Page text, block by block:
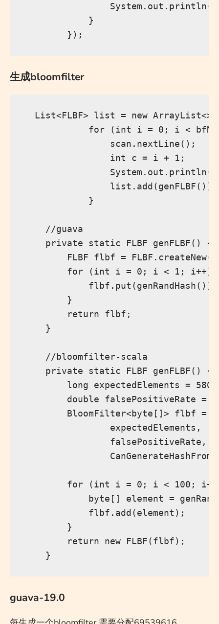
            }
生成bloomfilter
List<FLBF> list = new
for (int i = 0; i <
                scan.nextLine();
                int c = i + 1;
                list.add(genFLBF());
            }
    //guava
    private static FLBF genFLBF() {
FLBF flbf =
for (int i = 0; i < 1; i++)
            flbf.put(genRandHash());
        }
        return flbf;
    }
    //bloomfilter-scala
    private static FLBF genFLBF() {
long expectedElements =
double falsePositiveRate =
BloomFilter<byte[]> flbf =
                expectedElements,
                falsePositiveRate,
for (int i = 0; i < 100;
byte[] element =
            flbf.add(element);
        }
        return new FLBF(flbf);
guava-19.0